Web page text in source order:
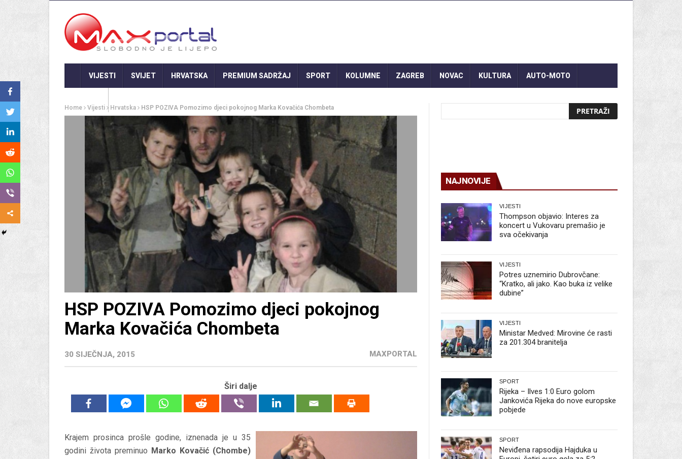
VIJESTI SVIJET HRVATSKA PREMIUM SADRŽAJ SPORT KOLUMNE ZAGREB NOVAC KULTURA AUTO-MOTO
Home Vijesti Hrvatska HSP POZIVA Pomozimo djeci pokojnog Marka Kovačića Chombeta
HSP POZIVA Pomozimo djeci pokojnog
Marka Kovačića Chombeta
30 SIJEČNJA, 2015 MAXPORTAL
Širi dalje
Krajem prosinca prošle godine, iznenada je u 35
godini života preminuo Marko Kovačić (Chombe)
NAJNOVIJE
VIJESTI
Thompson objavio: Interes za
koncert u Vukovaru premašio je
sva očekivanja
VIJESTI
Potres uznemirio Dubrovčane:
“Kratko, ali jako. Kao buka iz velike
dubine”
VIJESTI
Ministar Medved: Mirovine će rasti
za 201.304 branitelja
SPORT
Rijeka – Ilves 1:0 Euro golom
Jankovića Rijeka do nove europske
pobjede
SPORT
Neviđena rapsodija Hajduka u